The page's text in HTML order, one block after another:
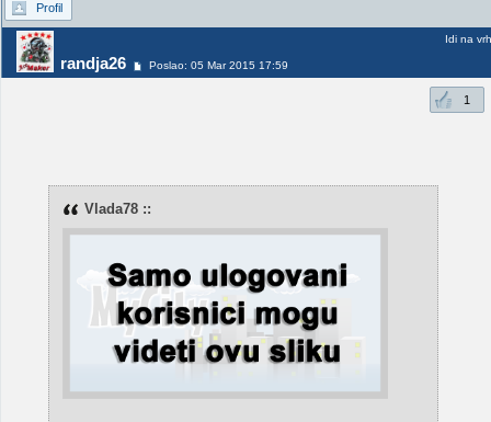
Profil
randja26 Poslao: 05 Mar 2015 17:59
Idi na vrh
1
Vlada78 ::